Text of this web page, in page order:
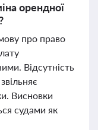
орендної
про право
Відсутність
Висновки
судами як